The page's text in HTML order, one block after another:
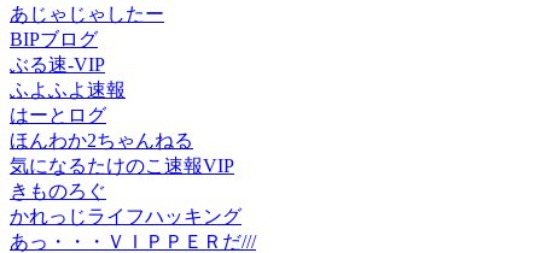
あじゃじゃしたー
BIPブログ
ぶる速-VIP
ふよふよ速報
はーとログ
ほんわか2ちゃんねる
気になるたけのこ速報VIP
きものろぐ
かれっじライフハッキング
あっ・・・ＶＩＰＰＥＲだ///